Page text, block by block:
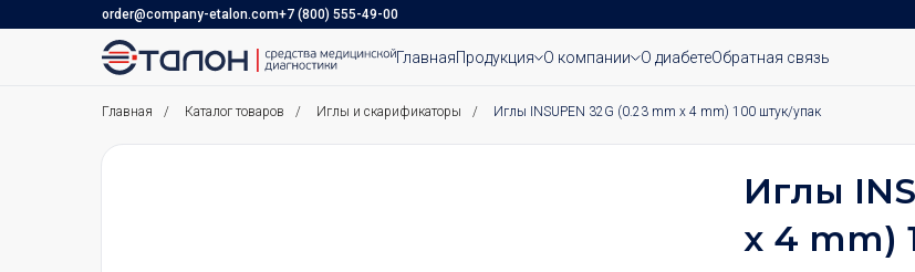
order@company-etalon.com+7 (800) 555-49-00
ГлавнаяПродукция О компании О диабетеОбратная связь
Главная / Каталог товаров / Иглы и скарификаторы / Иглы INSUPEN 32G (0.23 mm x 4 mm) 100 штук/упак
Иглы
x 4 mm)